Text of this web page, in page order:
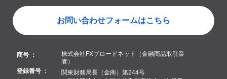
お問い合わせフォームはこちら
商号 ：
株式会社FXブロードネット（金融商品取引業
者）
登録番号 ：
関東財務局長（金商）第244号